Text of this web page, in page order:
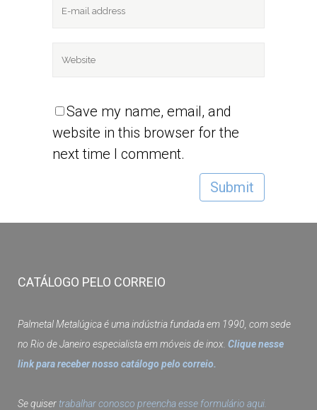
Save my name, email, and
website in this browser for the
next time I comment.
CATÁLOGO PELO CORREIO
Palmetal Metalúgica é uma indústria fundada em 1990, com sede
no Rio de Janeiro especialista em móveis de inox. Clique nesse
link para receber nosso catálogo pelo correio.
Se quisertrabalhar conosco preencha esse formulário aqui.